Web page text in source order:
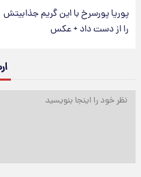
پوریا پورسرخ با این گریم جذابیتش
را از دست داد + عکس